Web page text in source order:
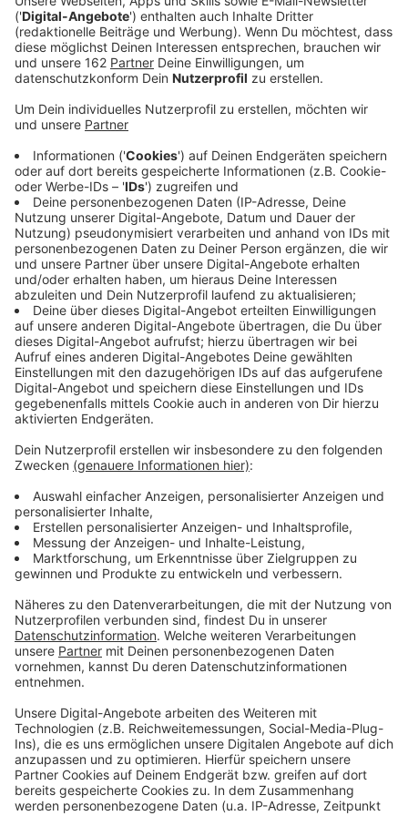
Anzeige
Das früher mal größte Zoogeschäft der Welt schließt
und wird gerade leer geräumt. Bei Zoo Zajac in
Duisburg hat gestern der Abverkauf begonnen. Wie zu
erwarten war: Der Ansturm war gigantisch. Die WAZ
zählte schon in den ersten fünf Minuten über tausend
Menschen. Beliebt war etwa Zubehör für Hunde und
Katzen. Aktuell gibt es 20 Prozent auf alles. Vor allem
Futterregale waren schnell leer geräumt. Von den
ehemals 200tausend Tieren sind nur noch etwa 100 in
der Zoohandlung - vor allem Reptilien und Nager. Auf
sie gibt es keinen Rabatt.
Anzeige
Spätestens Ende März ist endgültig Schluss
Anzeige
Die Tiere wurden zum größten Teil schon vermittelt
und verkauft - nach Beratung oder in erfahrene Hände.
Spätestens Ende März ist endgültig Schluss.
Geöffnet ist der Zoo Zajac nur noch nachmittags. Das
25.900 Quadratmeter große Grundstück in Neumühl,
auf dem das Tiergeschäft Mieter war, ist bereits
verkauft. Dort soll ein hochmoderner Gewerbepark
Anzeige